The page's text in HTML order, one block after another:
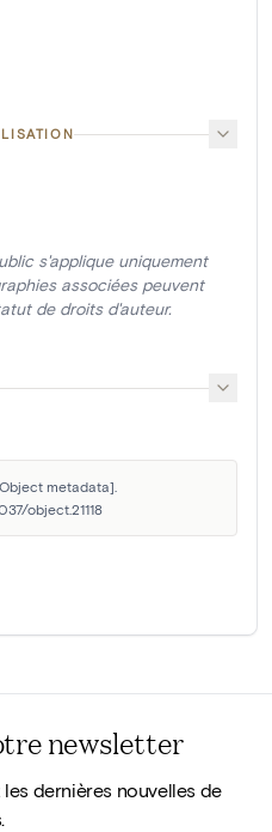
s'applique uniquement
associées peuvent
de droits d'auteur.
metadata].
object.21118
newsletter
dernières nouvelles de